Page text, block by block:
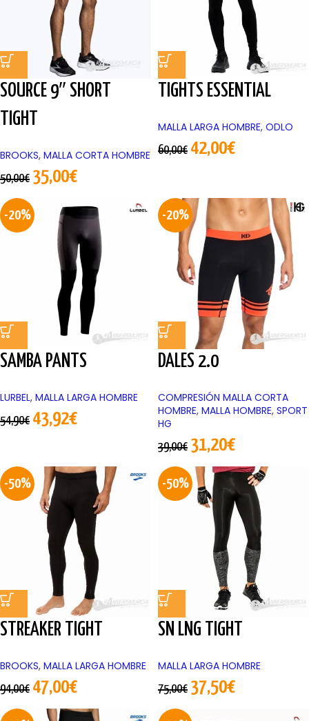
SOURCE 9″ SHORT
TIGHT
BROOKS, MALLA CORTA HOMBRE
50,00€ 35,00€
TIGHTS ESSENTIAL
MALLA LARGA HOMBRE, ODLO
60,00€ 42,00€
-20%
SAMBA PANTS
LURBEL, MALLA LARGA HOMBRE
54,90€ 43,92€
-20%
DALES 2.0
COMPRESIÓN MALLA CORTA
HOMBRE, MALLA HOMBRE, SPORT
HG
39,00€ 31,20€
-50%
STREAKER TIGHT
BROOKS, MALLA LARGA HOMBRE
94,00€ 47,00€
-50%
SN LNG TIGHT
MALLA LARGA HOMBRE
75,00€ 37,50€